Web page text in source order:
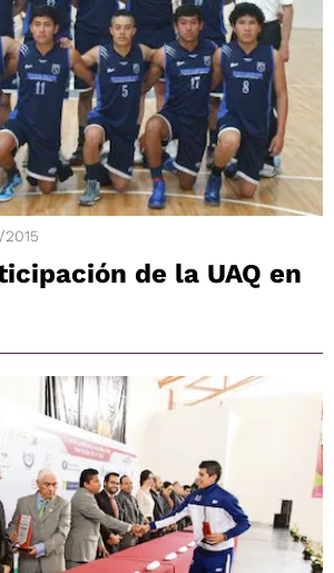
de la UAQ en